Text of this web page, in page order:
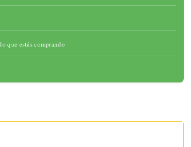
que estás comprando